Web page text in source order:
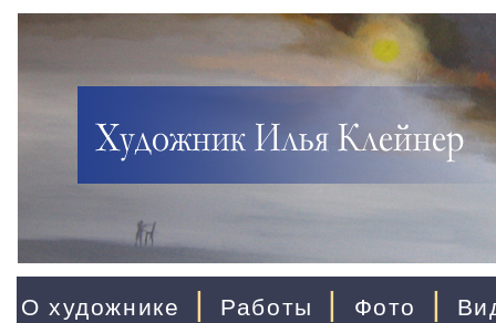
О художнике | Работы | Фото |